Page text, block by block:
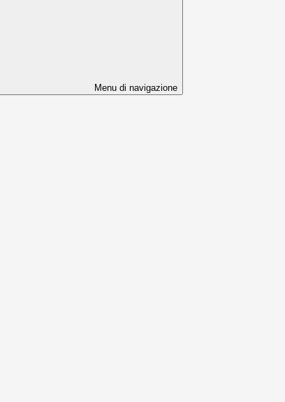
Menu di navigazione